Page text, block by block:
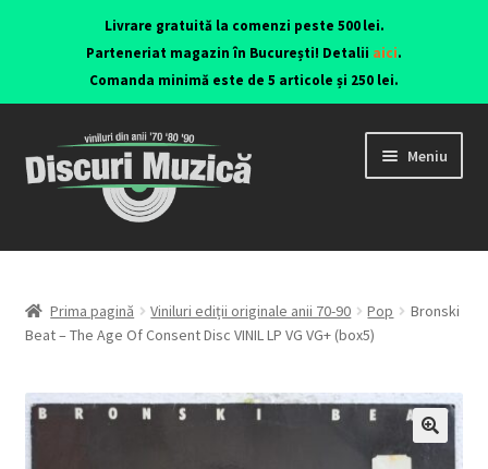
Livrare gratuită la comenzi peste 500 lei.
Parteneriat magazin în București! Detalii aici.
Comanda minimă este de 5 articole și 250 lei.
Meniu
Viniluri ediții originale anii 70-90
CD-uri originale
Prima pagină Viniluri ediții originale anii 70-90 Pop
Bronski
Beat – The Age Of Consent Disc VINIL LP VG VG+ (box5)
🔍